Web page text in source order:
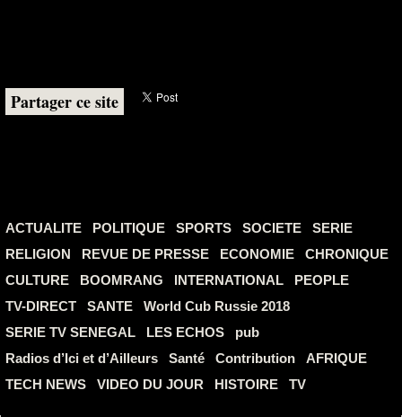
Partager ce site
ACTUALITE POLITIQUE SPORTS SOCIETE
SERIE
RELIGION
REVUE DE PRESSE ECONOMIE
CHRONIQUE
CULTURE
BOOMRANG INTERNATIONAL
PEOPLE
TV-DIRECT
SANTE
World Cub Russie 2018
SERIE TV SENEGAL
LES ECHOS
pub
Radios d’Ici et d’Ailleurs
Santé Contribution
AFRIQUE
TECH NEWS
VIDEO DU JOUR HISTOIRE TV